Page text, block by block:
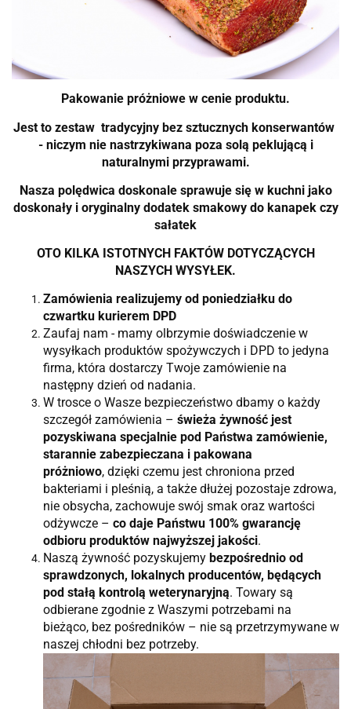
Pakowanie próżniowe w cenie produktu.
Jest to zestaw tradycyjny bez sztucznych konserwantów
- niczym nie nastrzykiwana poza solą peklującą i
naturalnymi przyprawami.
Nasza polędwica doskonale sprawuje się w kuchni jako
doskonały i oryginalny dodatek smakowy do kanapek czy
sałatek
OTO KILKA ISTOTNYCH FAKTÓW DOTYCZĄCYCH
NASZYCH WYSYŁEK.
Zamówienia realizujemy od poniedziałku do
czwartku kurierem DPD
Zaufaj nam - mamy olbrzymie doświadczenie w
wysyłkach produktów spożywczych i DPD to jedyna
firma, która dostarczy Twoje zamówienie na
następny dzień od nadania.
W trosce o Wasze bezpieczeństwo dbamy o każdy
szczegół zamówienia – świeża żywność jest
pozyskiwana specjalnie pod Państwa zamówienie,
starannie zabezpieczana i pakowana
próżniowo, dzięki czemu jest chroniona przed
bakteriami i pleśnią, a także dłużej pozostaje zdrowa,
nie obsycha, zachowuje swój smak oraz wartości
odżywcze – co daje Państwu 100% gwarancję
odbioru produktów najwyższej jakości.
Naszą żywność pozyskujemy bezpośrednio od
sprawdzonych, lokalnych producentów, będących
pod stałą kontrolą weterynaryjną. Towary są
odbierane zgodnie z Waszymi potrzebami na
bieżąco, bez pośredników – nie są przetrzymywane w
naszej chłodni bez potrzeby.